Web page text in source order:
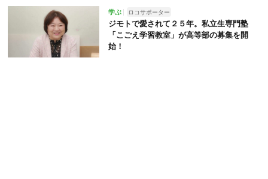
学ぶ ロコサポーター
ジモトで愛されて２５年。私立生専門塾
「こごえ学習教室」が高等部の募集を開
始！